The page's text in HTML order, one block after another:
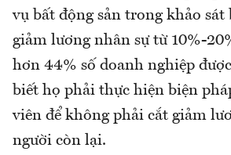
vụ bất động sản trong khảo sát
giảm lương nhân sự từ 10%-
hơn 44% số doanh nghiệp
biết họ phải thực hiện biện
viên để không phải cắt giảm
người còn lại.